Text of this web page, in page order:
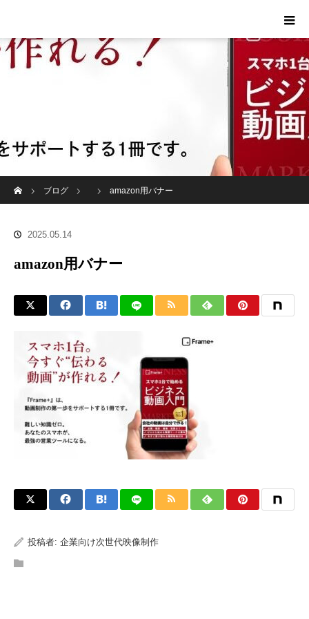
ブログ
amazon用バナー
2025.05.14
amazon用バナー
投稿者: 企業向け次世代映像制作